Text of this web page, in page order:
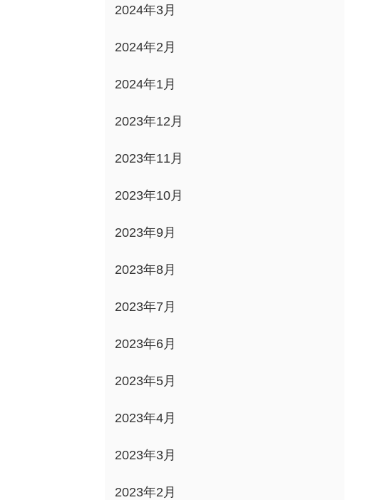
2024年3月
2024年2月
2024年1月
2023年12月
2023年11月
2023年10月
2023年9月
2023年8月
2023年7月
2023年6月
2023年5月
2023年4月
2023年3月
2023年2月